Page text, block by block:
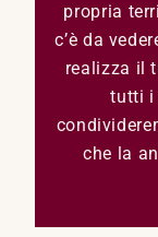
propria
c’è da
realizza il
tutti i
che la